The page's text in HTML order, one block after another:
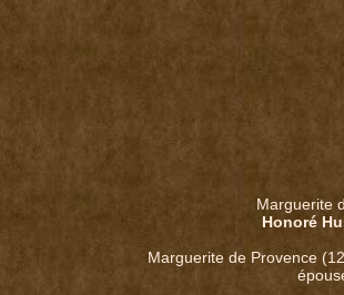
Marguerite
Honoré
Marguerite de Provence